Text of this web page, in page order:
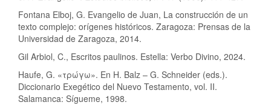
Fontana Elboj, G. Evangelio de Juan, La construcción de un
texto complejo: orígenes históricos. Zaragoza: Prensas de la
Universidad de Zaragoza, 2014.
Gil Arbiol, C., Escritos paulinos. Estella: Verbo Divino, 2024.
Haufe, G. «τρώγω». En H. Balz – G. Schneider (eds.).
Diccionario Exegético del Nuevo Testamento, vol. II.
Salamanca: Sígueme, 1998.